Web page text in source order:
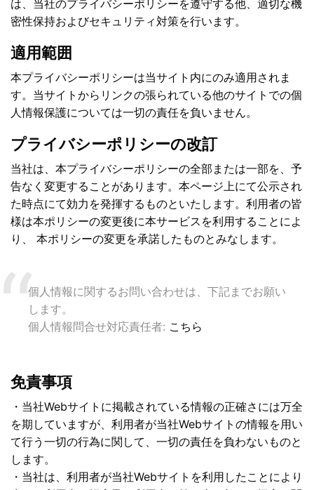
は、当社のプライバシーポリシーを遵守する他、適切な機
密性保持およびセキュリティ対策を行います。
適用範囲
本プライバシーポリシーは当サイト内にのみ適用されま
す。当サイトからリンクの張られている他のサイトでの個
人情報保護については一切の責任を負いません。
プライバシーポリシーの改訂
当社は、本プライバシーポリシーの全部または一部を、予
告なく変更することがあります。本ページ上にて公示され
た時点にて効力を発揮するものといたします。利用者の皆
様は本ポリシーの変更後に本サービスを利用することによ
り、 本ポリシーの変更を承諾したものとみなします。
個人情報に関するお問い合わせは、下記までお願い
します。
個人情報問合せ対応責任者: こちら
免責事項
・当社Webサイトに掲載されている情報の正確さには万全
を期していますが、利用者が当社Webサイトの情報を用い
て行う一切の行為に関して、一切の責任を負わないものと
します。
・当社は、利用者が当社Webサイトを利用したことにより